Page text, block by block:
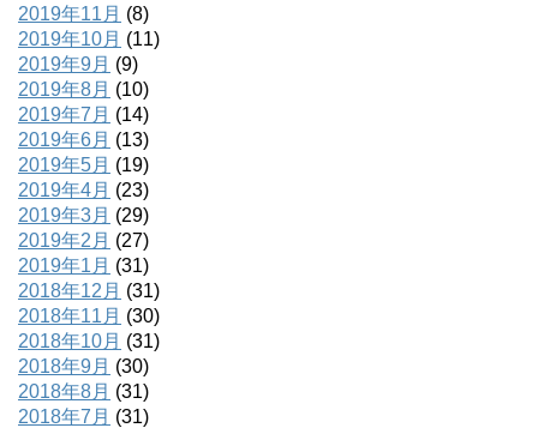
2019年11月 (8)
2019年10月 (11)
2019年9月 (9)
2019年8月 (10)
2019年7月 (14)
2019年6月 (13)
2019年5月 (19)
2019年4月 (23)
2019年3月 (29)
2019年2月 (27)
2019年1月 (31)
2018年12月 (31)
2018年11月 (30)
2018年10月 (31)
2018年9月 (30)
2018年8月 (31)
2018年7月 (31)